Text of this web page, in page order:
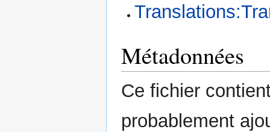
Métadonnées
Ce fichier
probablement